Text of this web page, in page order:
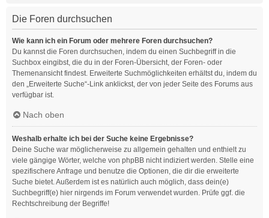
Die Foren durchsuchen
Wie kann ich ein Forum oder mehrere Foren durchsuchen?
Du kannst die Foren durchsuchen, indem du einen Suchbegriff in die
Suchbox eingibst, die du in der Foren-Übersicht, der Foren- oder
Themenansicht findest. Erweiterte Suchmöglichkeiten erhältst du, indem du
den „Erweiterte Suche“-Link anklickst, der von jeder Seite des Forums aus
verfügbar ist.
Nach oben
Weshalb erhalte ich bei der Suche keine Ergebnisse?
Deine Suche war möglicherweise zu allgemein gehalten und enthielt zu
viele gängige Wörter, welche von phpBB nicht indiziert werden. Stelle eine
spezifischere Anfrage und benutze die Optionen, die dir die erweiterte
Suche bietet. Außerdem ist es natürlich auch möglich, dass dein(e)
Suchbegriff(e) hier nirgends im Forum verwendet wurden. Prüfe ggf. die
Rechtschreibung der Begriffe!